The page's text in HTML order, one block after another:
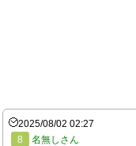
2025/08/02 02:27
8
名無しさん